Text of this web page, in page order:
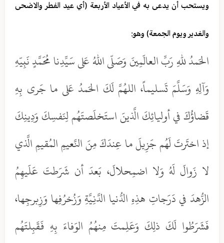
ويستحب أن يدعى به في الأعياد الأربعة (أي عيد الفطر والاضحى
والغدير ويوم الجمعة) وهو:
الحَمدُ للهِ رَبِّ العالَمِينَ وَصَلّى اللهُ عَلى سَيِّدِنا مُحَمَّدٍ نَبِيّهِ
وَآلِهِ وَسَلَّمَ تَسليماً، اللهُمَّ لَكَ الحَمدُ عَلى ما جَرى بِهِ
قَضاؤُكَ في أوليائِكَ الَّذينَ استَخلَصتَهُم لِنَفسِكَ وَدِينِكَ
إذ اختَرتَ لَهُم جَزِيلَ ما عِندَكَ مِنَ النَّعيمِ المُقيمِ الَّذي
لا زَوالَ لَهُ وَلا اضمِحلالَ، بَعدَ أن شَرَطتَ عَلَيهِمُ
الزُّهدَ في دَرَجاتِ هذِهِ الدُّنيا الدَّنِيَّةِ وَزُخرُفِها وَزِبرجِها،
فَشَرَطُوا لَكَ ذلِكَ وَعَلِمتَ مِنهُمُ الوَفاءَ بِهِ فَقَبِلتَهُم